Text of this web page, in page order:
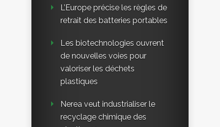
L’Europe précise les règles de
retrait des batteries portables
Les biotechnologies ouvrent
de nouvelles voies pour
valoriser les déchets
plastiques
Nerea veut industrialiser le
recyclage chimique des